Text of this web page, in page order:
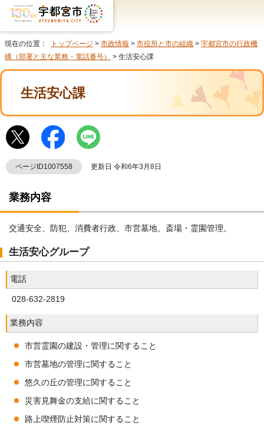
現在の位置： トップページ > 市政情報 > 市役所と市の組織 > 宇都宮市の行政機
構（部署と主な業務・電話番号）
> 生活安心課
生活安心課
ページID1007558 更新日 令和6年3月8日
業務内容
交通安全、防犯、消費者行政、市営墓地、斎場・霊園管理。
生活安心グループ
電話
028-632-2819
業務内容
市営霊園の建設・管理に関すること
市営墓地の管理に関すること
悠久の丘の管理に関すること
災害見舞金の支給に関すること
路上喫煙防止対策に関すること